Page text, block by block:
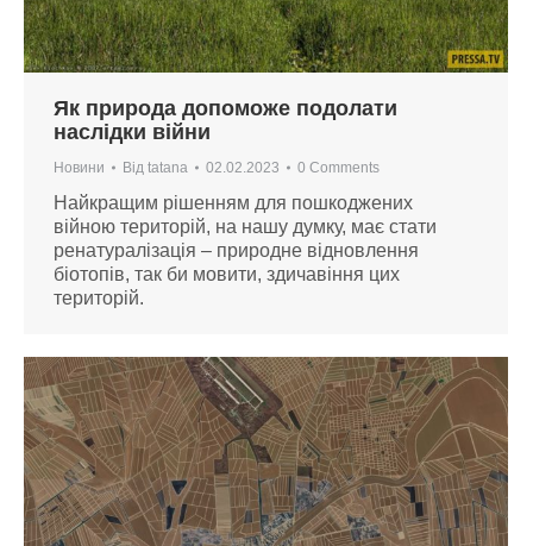
Як природа допоможе подолати
наслідки війни
Новини Від tatana 02.02.2023 0 Comments
Найкращим рішенням для пошкоджених
війною територій, на нашу думку, має стати
ренатуралізація – природне відновлення
біотопів, так би мовити, здичавіння цих
територій.